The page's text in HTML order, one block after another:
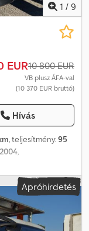
1 / 9
EUR10 800 EUR
VB plusz ÁFA-val
(10 370 EUR bruttó)
Hívás
, teljesítmény:95
,
méret:
4 800 mm,
tömeg:18 000 kg,
utánfutó
Apróhirdetés